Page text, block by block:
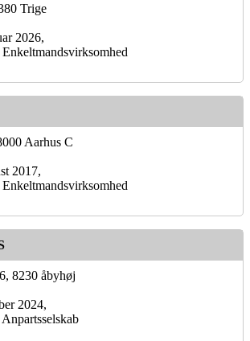
Trige
2026,
Aarhus C
2017,
8230 åbyhøj
2024,